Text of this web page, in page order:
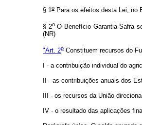
§ 1 o Para os efeitos desta Lei, no
§ 2oO Benefício Garantia-Safra
(NR)
"Art. 2o Constituem recursos do
I - a contribuição individual do
II - as contribuições anuais dos
III - os recursos da União
IV - o resultado das aplicações